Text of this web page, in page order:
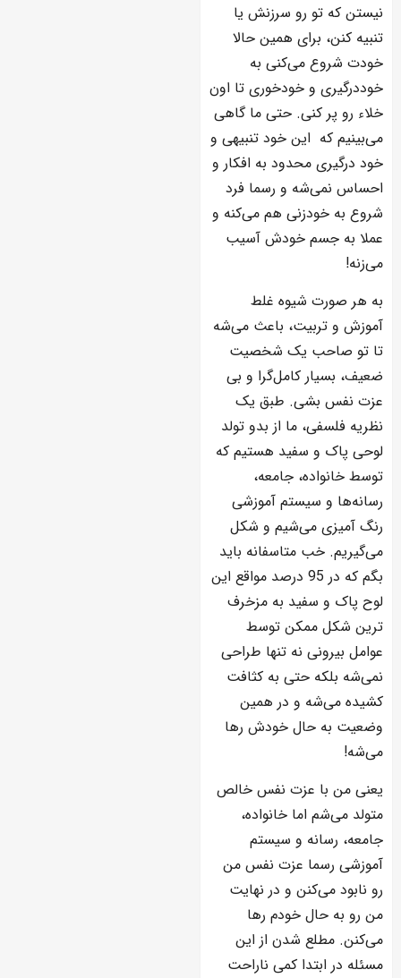
نیستن که تو رو سرزنش یا
تنبیه کنن، برای همین حالا
خودت شروع می‌کنی به
خوددرگیری و خودخوری تا اون
خلاء رو پر کنی. حتی ما گاهی
می‌بینیم که این خود تنبیهی و
خود درگیری محدود به افکار و
احساس نمی‌شه و رسما فرد
شروع به خودزنی هم می‌کنه و
عملا به جسم خودش آسیب
می‌زنه!
به هر صورت شیوه غلط
آموزش و تربیت، باعث می‌شه
تا تو صاحب یک شخصیت
ضعیف، بسیار کامل‌گرا و بی
عزت نفس بشی. طبق یک
نظریه فلسفی، ما از بدو تولد
لوحی پاک و سفید هستیم که
توسط خانواده، جامعه،
رسانه‌ها و سیستم آموزشی
رنگ آمیزی می‌شیم و شکل
می‌گیریم. خب متاسفانه باید
بگم که در 95 درصد مواقع این
لوح پاک و سفید به مزخرف
ترین شکل ممکن توسط
عوامل بیرونی نه تنها طراحی
نمی‌شه بلکه حتی به کثافت
کشیده می‌شه و در همین
وضعیت به حال خودش رها
می‌شه!
یعنی من با عزت نفس خالص
متولد می‌شم اما خانواده،
جامعه، رسانه و سیستم
آموزشی رسما عزت نفس من
رو نابود می‌کنن و در نهایت
من رو به حال خودم رها
می‌کنن. مطلع شدن از این
مسئله در ابتدا کمی ناراحت